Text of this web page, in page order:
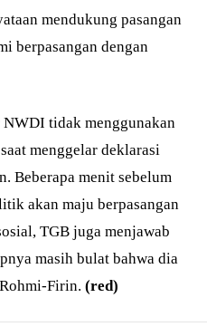
mendukung pasangan
berpasangan dengan
tidak menggunakan
menggelar deklarasi
Beberapa menit sebelum
akan maju berpasangan
TGB juga menjawab
masih bulat bahwa dia
Firin. (red)